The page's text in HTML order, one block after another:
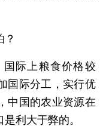
际上粮食价格较
国际分工，实行优
中国的农业资源在
利大于弊的。